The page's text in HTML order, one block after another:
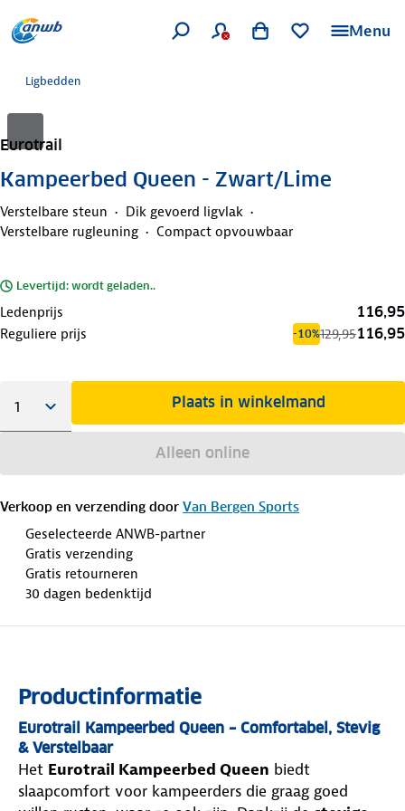
Menu
Ligbedden
Eurotrail
Kampeerbed Queen - Zwart/Lime
Verstelbare steun
Dik gevoerd ligvlak
Verstelbare rugleuning
Compact opvouwbaar
Levertijd: wordt geladen..
Ledenprijs 116,95
Reguliere prijs -10%129,95116,95
Plaats in winkelmand
Alleen online
Verkoop en verzending door Van Bergen Sports
Geselecteerde ANWB-partner
Gratis verzending
Gratis retourneren
30 dagen bedenktijd
Productinformatie
Eurotrail Kampeerbed Queen – Comfortabel, Stevig
& Verstelbaar
Het Eurotrail Kampeerbed Queen biedt
slaapcomfort voor kampeerders die graag goed